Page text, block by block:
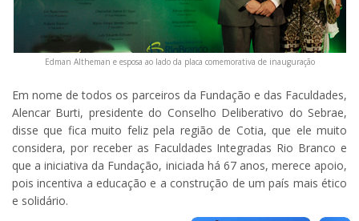
Edman Altheman e esposa ao lado da placa comemorativa de inauguração
Em nome de todos os parceiros da Fundação e das Faculdades,
Alencar Burti, presidente do Conselho Deliberativo do Sebrae,
disse que fica muito feliz pela região de Cotia, que ele muito
considera, por receber as Faculdades Integradas Rio Branco e
que a iniciativa da Fundação, iniciada há 67 anos, merece apoio,
pois incentiva a educação e a construção de um país mais ético
e solidário.